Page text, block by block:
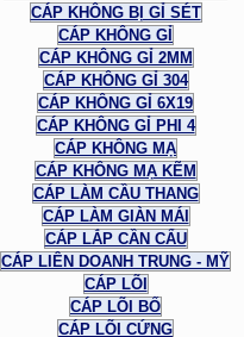
CÁP KHÔNG BỊ GỈ SÉT
CÁP KHÔNG GỈ
CÁP KHÔNG GỈ 2MM
CÁP KHÔNG GỈ 304
CÁP KHÔNG GỈ 6X19
CÁP KHÔNG GỈ PHI 4
CÁP KHÔNG MẠ
CÁP KHÔNG MẠ KẼM
CÁP LÀM CẦU THANG
CÁP LÀM GIÀN MÁI
CÁP LẮP CẦN CẨU
CÁP LIÊN DOANH TRUNG - MỸ
CÁP LÕI
CÁP LÕI BỐ
CÁP LÕI CỨNG